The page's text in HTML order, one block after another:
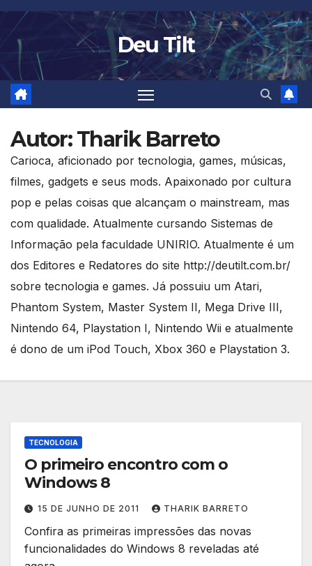
Skip
to
content
Deu Tilt
Autor:Tharik Barreto
Carioca, aficionado por tecnologia, games, músicas,
filmes, gadgets e seus mods. Apaixonado por cultura
pop e pelas coisas que alcançam o mainstream, mas
com qualidade. Atualmente cursando Sistemas de
Informação pela faculdade UNIRIO. Atualmente é um
dos Editores e Redatores do site http://deutilt.com.br/
sobre tecnologia e games. Já possuiu um Atari,
Phantom System, Master System II, Mega Drive III,
Nintendo 64, Playstation I, Nintendo Wii e atualmente
é dono de um iPod Touch, Xbox 360 e Playstation 3.
TECNOLOGIA
O primeiro encontro com o
Windows 8
15 DE JUNHO DE 2011 THARIK BARRETO
Confira as primeiras impressões das novas
funcionalidades do Windows 8 reveladas até